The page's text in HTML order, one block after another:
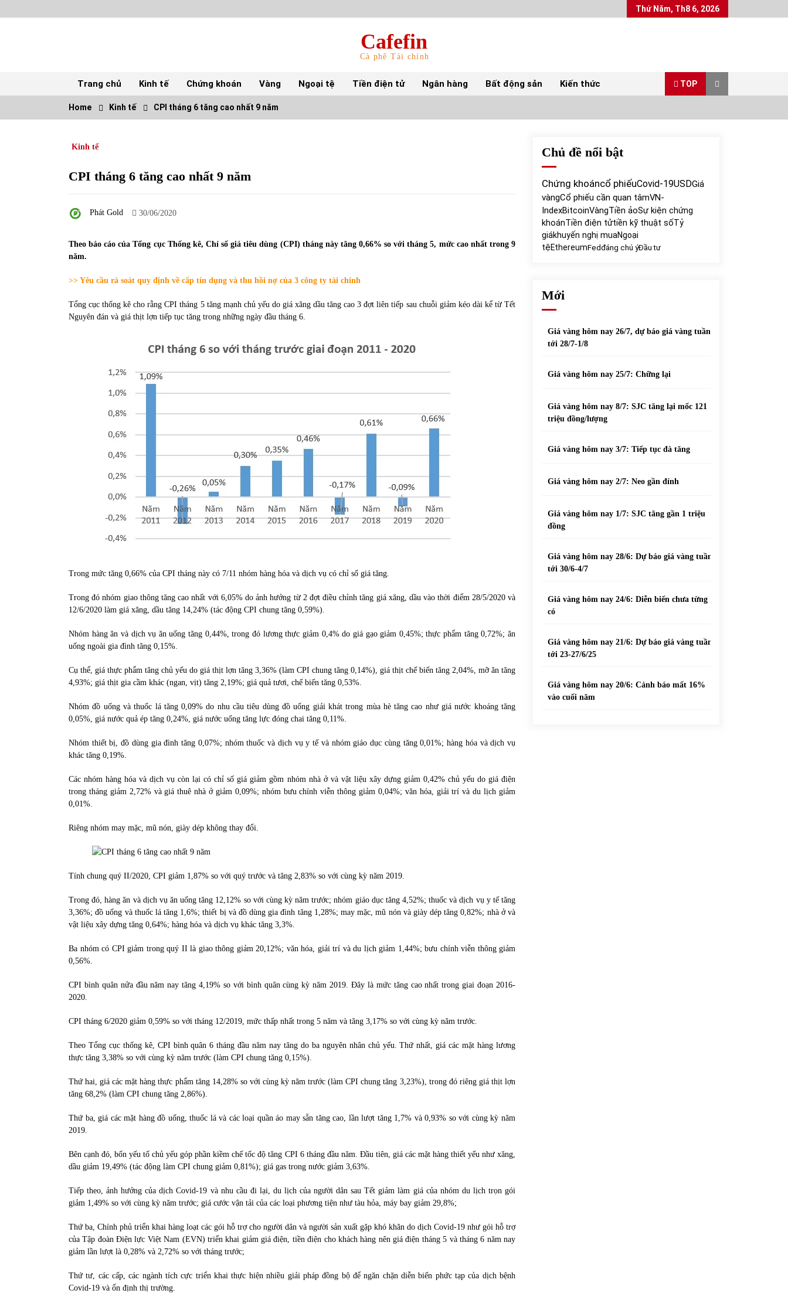
to
Thứ Năm, Th8 6, 2026
Cafefin
Cà phê Tài chính
Trang chủ Kinh tế Chứng khoán Vàng Ngoại tệ Tiền điện tử Ngân hàng Bất động sản Kiến thức TOP
TOP
05/07/2022
Top 10 mặt hàng Việt Nam xuất khẩu nhiều
nhất tháng 5/2022
28,7 tỷ đồng
Bất ổn từ các cuộc đấu giá đất ở Thanh Hoá
31/05/2022
Phân tích giá tiền điện tử sau ngày thị
trường lập kỷ lục vốn hóa
Chứng khoán ngày 12/10/2021: Top 10 cổ
Home Kinh tế CPI tháng 6 tăng cao nhất 9 năm
Kinh tế
CPI tháng 6 tăng cao nhất 9 năm
Phát Gold 30/06/2020
Theo báo cáo của Tổng cục Thống kê, Chỉ số giá tiêu dùng (CPI) tháng này tăng 0,66% so với tháng 5, mức cao nhất trong 9
năm.
>> Yêu cầu rà soát quy định về cấp tín dụng và thu hồi nợ của 3 công ty tài chính
Tổng cục thống kê cho rằng CPI tháng 5 tăng mạnh chủ yếu do giá xăng dầu tăng cao 3 đợt liên tiếp sau chuỗi giảm kéo dài kể từ Tết
Nguyên đán và giá thịt lợn tiếp tục tăng trong những ngày đầu tháng 6.
Trong mức tăng 0,66% của CPI tháng này có 7/11 nhóm hàng hóa và dịch vụ có chỉ số giá tăng.
Trong đó nhóm giao thông tăng cao nhất với 6,05% do ảnh hưởng từ 2 đợt điều chỉnh tăng giá xăng, dầu vào thời điểm 28/5/2020 và
12/6/2020 làm giá xăng, dầu tăng 14,24% (tác động CPI chung tăng 0,59%).
Nhóm hàng ăn và dịch vụ ăn uống tăng 0,44%, trong đó lương thực giảm 0,4% do giá gạo giảm 0,45%; thực phẩm tăng 0,72%; ăn
uống ngoài gia đình tăng 0,15%.
Cụ thể, giá thực phẩm tăng chủ yếu do giá thịt lợn tăng 3,36% (làm CPI chung tăng 0,14%), giá thịt chế biến tăng 2,04%, mỡ ăn tăng
4,93%; giá thịt gia cầm khác (ngan, vịt) tăng 2,19%; giá quả tươi, chế biến tăng 0,53%.
Nhóm đồ uống và thuốc lá tăng 0,09% do nhu cầu tiêu dùng đồ uống giải khát trong mùa hè tăng cao như giá nước khoáng tăng
0,05%, giá nước quả ép tăng 0,24%, giá nước uống tăng lực đóng chai tăng 0,11%.
Nhóm thiết bị, đồ dùng gia đình tăng 0,07%; nhóm thuốc và dịch vụ y tế và nhóm giáo dục cùng tăng 0,01%; hàng hóa và dịch vụ
khác tăng 0,19%.
Các nhóm hàng hóa và dịch vụ còn lại có chỉ số giá giảm gồm nhóm nhà ở và vật liệu xây dựng giảm 0,42% chủ yếu do giá điện
trong tháng giảm 2,72% và giá thuê nhà ở giảm 0,09%; nhóm bưu chính viễn thông giảm 0,04%; văn hóa, giải trí và du lịch giảm
0,01%.
Riêng nhóm may mặc, mũ nón, giày dép không thay đổi.
Tính chung quý II/2020, CPI giảm 1,87% so với quý trước và tăng 2,83% so với cùng kỳ năm 2019.
Trong đó, hàng ăn và dịch vụ ăn uống tăng 12,12% so với cùng kỳ năm trước; nhóm giáo dục tăng 4,52%; thuốc và dịch vụ y tế tăng
3,36%; đồ uống và thuốc lá tăng 1,6%; thiết bị và đồ dùng gia đình tăng 1,28%; may mặc, mũ nón và giày dép tăng 0,82%; nhà ở và
vật liệu xây dựng tăng 0,64%; hàng hóa và dịch vụ khác tăng 3,3%.
Ba nhóm có CPI giảm trong quý II là giao thông giảm 20,12%; văn hóa, giải trí và du lịch giảm 1,44%; bưu chính viễn thông giảm
0,56%.
CPI bình quân nửa đầu năm nay tăng 4,19% so với bình quân cùng kỳ năm 2019. Đây là mức tăng cao nhất trong giai đoạn 2016-
2020.
CPI tháng 6/2020 giảm 0,59% so với tháng 12/2019, mức thấp nhất trong 5 năm và tăng 3,17% so với cùng kỳ năm trước.
Theo Tổng cục thống kê, CPI bình quân 6 tháng đầu năm nay tăng do ba nguyên nhân chủ yếu. Thứ nhất, giá các mặt hàng lương
thực tăng 3,38% so với cùng kỳ năm trước (làm CPI chung tăng 0,15%).
Thứ hai, giá các mặt hàng thực phẩm tăng 14,28% so với cùng kỳ năm trước (làm CPI chung tăng 3,23%), trong đó riêng giá thịt lợn
tăng 68,2% (làm CPI chung tăng 2,86%).
Thứ ba, giá các mặt hàng đồ uống, thuốc lá và các loại quần áo may sẵn tăng cao, lần lượt tăng 1,7% và 0,93% so với cùng kỳ năm
2019.
Bên cạnh đó, bốn yếu tố chủ yếu góp phần kiềm chế tốc độ tăng CPI 6 tháng đầu năm. Đầu tiên, giá các mặt hàng thiết yếu như xăng,
dầu giảm 19,49% (tác động làm CPI chung giảm 0,81%); giá gas trong nước giảm 3,63%.
Tiếp theo, ảnh hưởng của dịch Covid-19 và nhu cầu đi lại, du lịch của người dân sau Tết giảm làm giá của nhóm du lịch trọn gói
giảm 1,49% so với cùng kỳ năm trước; giá cước vận tải của các loại phương tiện như tàu hỏa, máy bay giảm 29,8%;
Thứ ba, Chính phủ triển khai hàng loạt các gói hỗ trợ cho người dân và người sản xuất gặp khó khăn do dịch Covid-19 như gói hỗ trợ
của Tập đoàn Điện lực Việt Nam (EVN) triển khai giảm giá điện, tiền điện cho khách hàng nên giá điện tháng 5 và tháng 6 năm nay
giảm lần lượt là 0,28% và 2,72% so với tháng trước;
Thứ tư, các cấp, các ngành tích cực triển khai thực hiện nhiều giải pháp đồng bộ để ngăn chặn diễn biến phức tạp của dịch bệnh
Covid-19 và ổn định thị trường.
Chủ đề nổi bật
Chứng khoáncổ phiếuCovid-19USDGiá
vàngCổ phiếu cần quan tâmVN-
IndexBitcoinVàngTiền ảoSự kiện chứng
khoánTiền điện tửtiền kỹ thuật sốTỷ
giákhuyến nghị muaNgoại
tệEthereumFedđáng chú ýĐầu tư
Mới
Giá vàng hôm nay 26/7, dự báo giá vàng tuần
tới 28/7-1/8
Giá vàng hôm nay 25/7: Chững lại
Giá vàng hôm nay 8/7: SJC tăng lại mốc 121
triệu đồng/lượng
Giá vàng hôm nay 3/7: Tiếp tục đà tăng
Giá vàng hôm nay 2/7: Neo gần đỉnh
Giá vàng hôm nay 1/7: SJC tăng gần 1 triệu
đồng
Giá vàng hôm nay 28/6: Dự báo giá vàng tuần
tới 30/6-4/7
Giá vàng hôm nay 24/6: Diễn biến chưa từng
có
Giá vàng hôm nay 21/6: Dự báo giá vàng tuần
tới 23-27/6/25
Giá vàng hôm nay 20/6: Cảnh báo mất 16%
vào cuối năm